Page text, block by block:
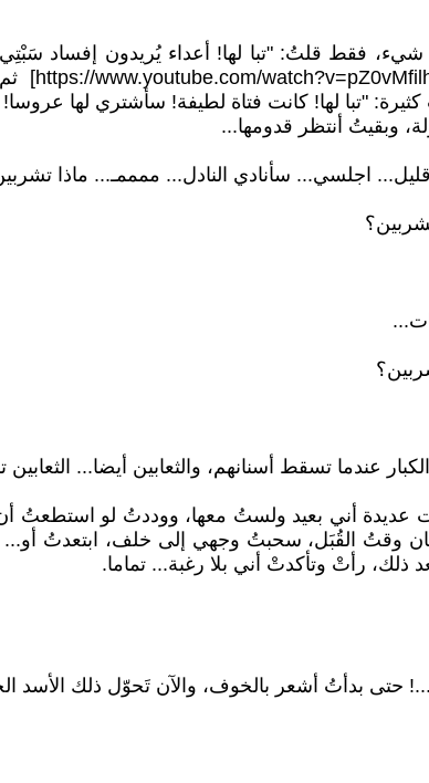
فقط قلتُ: "تبا لها! أعداء يُريدون إفساد
وبقيتُ أنتظر قدومها...
اجلسي... سأنادي النادل... ممممـ... ماذا
عندما تسقط أسنانهم، والثعابين أيضا...
أني بعيد ولستُ معها، ووددتُ لو استطعتُ
حان وقتُ القُبَل، سحبتُ وجهي إلى خلف، ابتعدتُ
رأتْ وتأكدتْ أني بلا رغبة... تماما.
بدأتُ أشعر بالخوف، والآن تَحوّل ذلك الأسد